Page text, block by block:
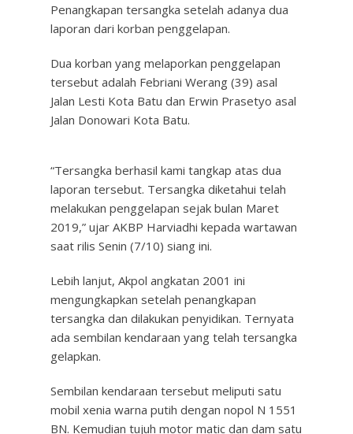
Penangkapan tersangka setelah adanya dua
laporan dari korban penggelapan.
Dua korban yang melaporkan penggelapan
tersebut adalah Febriani Werang (39) asal
Jalan Lesti Kota Batu dan Erwin Prasetyo asal
Jalan Donowari Kota Batu.
“Tersangka berhasil kami tangkap atas dua
laporan tersebut. Tersangka diketahui telah
melakukan penggelapan sejak bulan Maret
2019,” ujar AKBP Harviadhi kepada wartawan
saat rilis Senin (7/10) siang ini.
Lebih lanjut, Akpol angkatan 2001 ini
mengungkapkan setelah penangkapan
tersangka dan dilakukan penyidikan. Ternyata
ada sembilan kendaraan yang telah tersangka
gelapkan.
Sembilan kendaraan tersebut meliputi satu
mobil xenia warna putih dengan nopol N 1551
BN. Kemudian tujuh motor matic dan dam satu